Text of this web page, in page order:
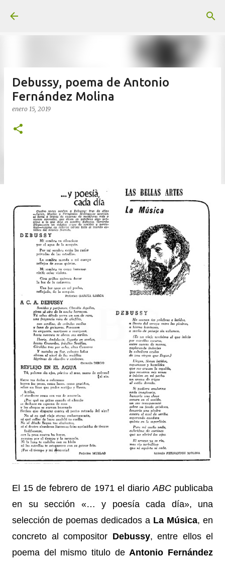
Debussy, poema de Antonio
Fernández Molina
enero 15, 2019
El 15 de febrero de 1971 el diarioABCpublicaba
en su sección «… y poesía cada día», una
selección de poemas dedicados a La Música, en
concreto al compositor Debussy, entre ellos el
poema del mismo titulo deAntonio Fernández